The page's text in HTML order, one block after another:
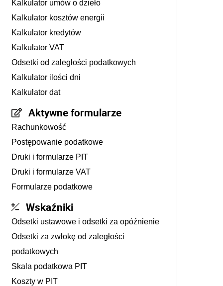
Kalkulator umów o dzieło
Kalkulator kosztów energii
Kalkulator kredytów
Kalkulator VAT
Odsetki od zaległości podatkowych
Kalkulator ilości dni
Kalkulator dat
Aktywne formularze
Rachunkowość
Postępowanie podatkowe
Druki i formularze PIT
Druki i formularze VAT
Formularze podatkowe
Wskaźniki
Odsetki ustawowe i odsetki za opóźnienie
Odsetki za zwłokę od zaległości
podatkowych
Skala podatkowa PIT
Koszty w PIT